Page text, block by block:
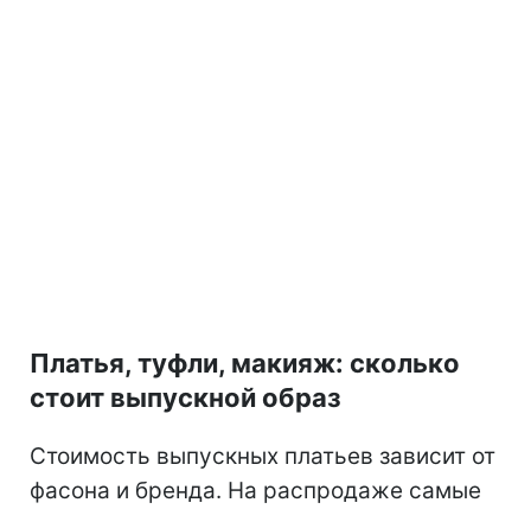
Платья, туфли, макияж: сколько
стоит выпускной образ
Стоимость выпускных платьев зависит от
фасона и бренда. На распродаже самые